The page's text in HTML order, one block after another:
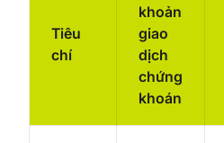
Tiêu
chí
khoản
giao
dịch
chứng
khoán